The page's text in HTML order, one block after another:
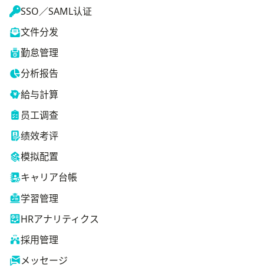
SSO／SAML认证
文件分发
勤怠管理
分析报告
給与計算
员工调查
绩效考评
模拟配置
キャリア台帳
学習管理
HRアナリティクス
採用管理
メッセージ